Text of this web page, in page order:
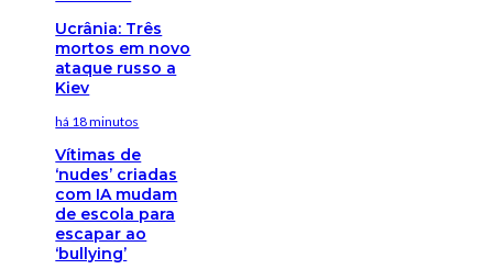
Ucrânia: Três
mortos em novo
ataque russo a
Kiev
há 18 minutos
Vítimas de
‘nudes’ criadas
com IA mudam
de escola para
escapar ao
‘bullying’